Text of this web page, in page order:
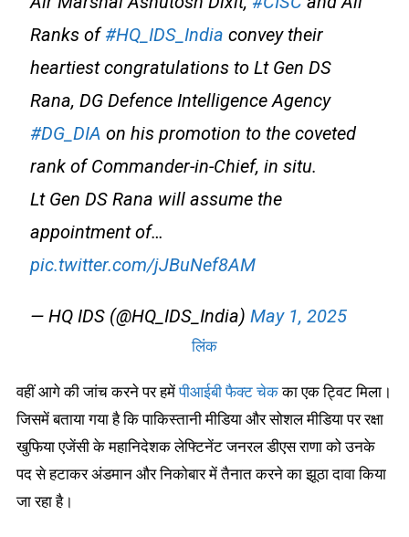
Ranks of#HQ_IDS_India convey their
heartiest congratulations to Lt Gen DS
Rana, DG Defence Intelligence Agency
#DG_DIA on his promotion to the coveted
rank of Commander-in-Chief, in situ.
Lt Gen DS Rana will assume the
appointment of…
pic.twitter.com/jJBuNef8AM
— HQ IDS (@HQ_IDS_India) May 1, 2025
लिंक
वहीं आगे की जांच करने पर हमेंपीआईबी फैक्ट चेकका एक ट्विट मिला।
जिसमें बताया गया है कि पाकिस्तानी मीडिया और सोशल मीडिया पर रक्षा
खुफिया एजेंसी के महानिदेशक लेफ्टिनेंट जनरल डीएस राणा को उनके
पद से हटाकर अंडमान और निकोबार में तैनात करने का झूठा दावा किया
जा रहा है।